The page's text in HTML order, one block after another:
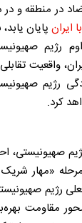
در منطقه و
ایران پایان
رژیم
واقعیت
رژیم
کرد.
صهیونیستی،
«مهار شریک
رژیم
مقاومت